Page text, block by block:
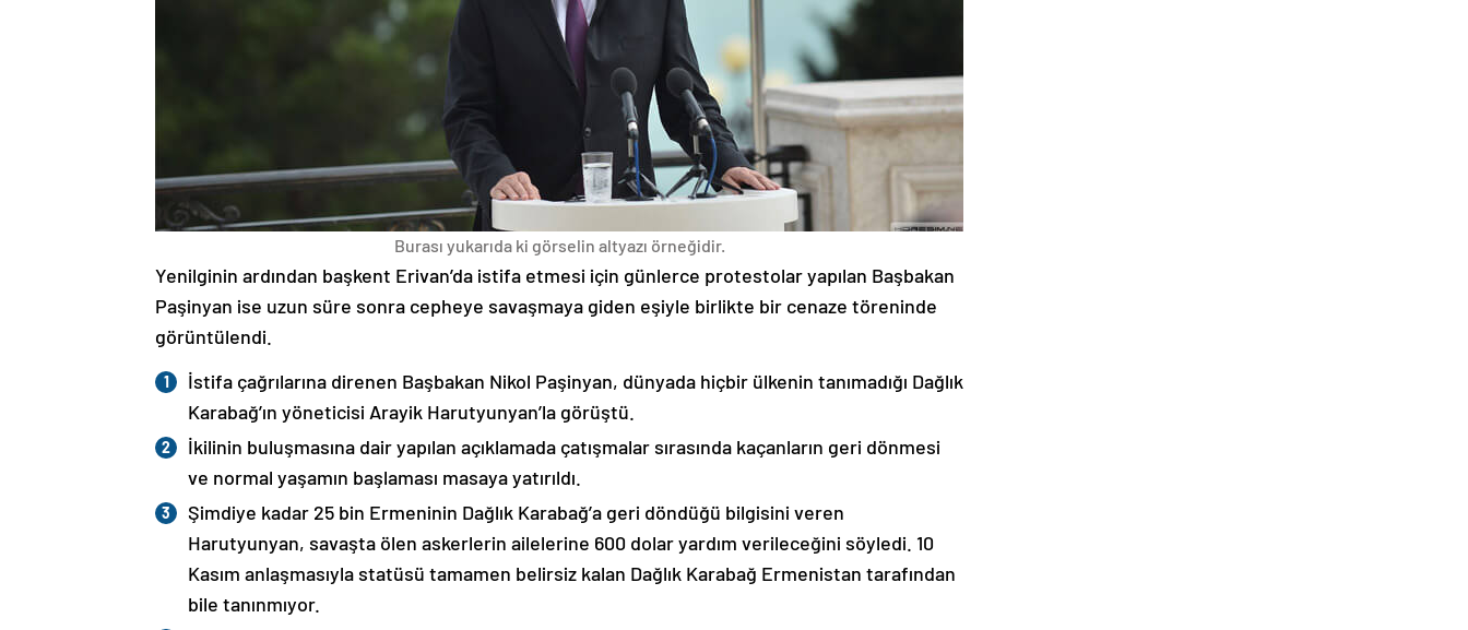
Burası yukarıda ki görselin altyazı örneğidir.
Yenilginin ardından başkent Erivan’da istifa etmesi için günlerce protestolar yapılan Başbakan
Paşinyan ise uzun süre sonra cepheye savaşmaya giden eşiyle birlikte bir cenaze töreninde
görüntülendi.
İstifa çağrılarına direnen Başbakan Nikol Paşinyan, dünyada hiçbir ülkenin tanımadığı Dağlık
Karabağ’ın yöneticisi Arayik Harutyunyan’la görüştü.
İkilinin buluşmasına dair yapılan açıklamada çatışmalar sırasında kaçanların geri dönmesi
ve normal yaşamın başlaması masaya yatırıldı.
Şimdiye kadar 25 bin Ermeninin Dağlık Karabağ’a geri döndüğü bilgisini veren
Harutyunyan, savaşta ölen askerlerin ailelerine 600 dolar yardım verileceğini söyledi. 10
Kasım anlaşmasıyla statüsü tamamen belirsiz kalan Dağlık Karabağ Ermenistan tarafından
bile tanınmıyor.